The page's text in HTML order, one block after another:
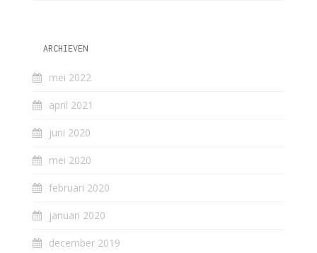
ARCHIEVEN
mei 2022
april 2021
juni 2020
mei 2020
februari 2020
januari 2020
december 2019